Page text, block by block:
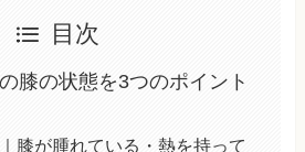
目次
膝の状態を3つのポイント
膝が腫れている・熱を持って